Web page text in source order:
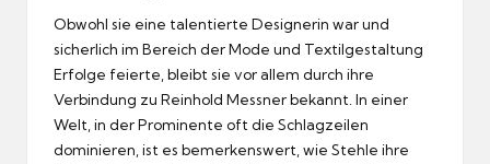
Obwohl sie eine talentierte Designerin war und
sicherlich im Bereich der Mode und Textilgestaltung
Erfolge feierte, bleibt sie vor allem durch ihre
Verbindung zu Reinhold Messner bekannt. In einer
Welt, in der Prominente oft die Schlagzeilen
dominieren, ist es bemerkenswert, wie Stehle ihre